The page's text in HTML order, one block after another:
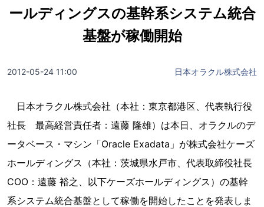
ールディングスの基幹系システム統合
基盤が稼働開始
2012-05-24 11:00 日本オラクル株式会社
日本オラクル株式会社（本社：東京都港区、代表執行役
社長 最高経営責任者：遠藤 隆雄）は本日、オラクルのデ
ータベース・マシン「Oracle Exadata」が株式会社ケーズ
ホールディングス（本社：茨城県水戸市、代表取締役社長
COO：遠藤 裕之、以下ケーズホールディングス）の基幹
系システム統合基盤として稼働を開始したことを発表しま